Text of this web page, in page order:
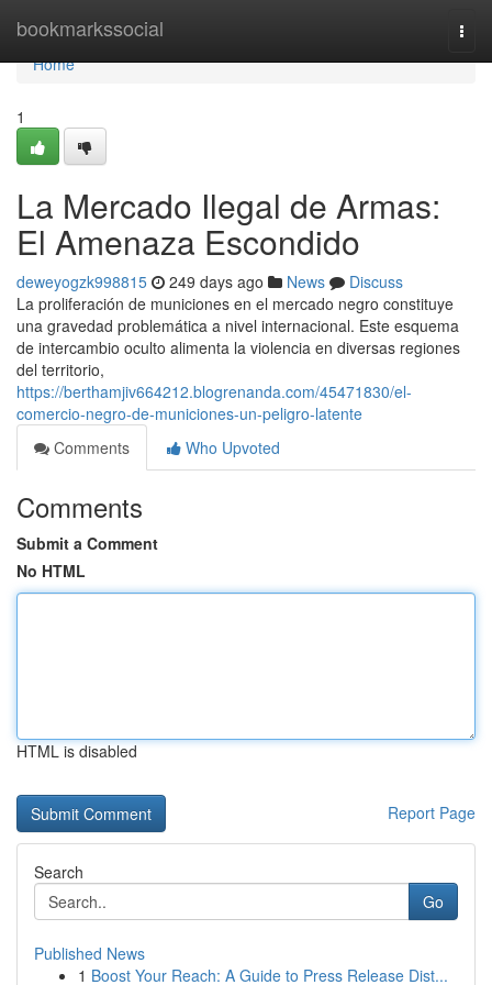
bookmarkssocial
Home
Home
1
La Mercado Ilegal de Armas:
El Amenaza Escondido
deweyogzk998815 249 days ago News
Discuss
La proliferación de municiones en el mercado negro constituye
una gravedad problemática a nivel internacional. Este esquema
de intercambio oculto alimenta la violencia en diversas regiones
del territorio,
https://berthamjiv664212.blogrenanda.com/45471830/el-
comercio-negro-de-municiones-un-peligro-latente
Comments
Who Upvoted
Comments
Submit a Comment
No HTML
HTML is disabled
Report Page
Search
Go
Published News
1 Boost Your Reach: A Guide to Press Release Dist...